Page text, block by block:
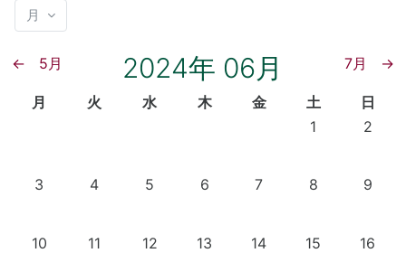
月
← 5月 2024年 06月 7月 →
月曜日
月 火曜日
火 水曜日
水 木曜日
木 金曜日
金 土曜日
土 日曜日
日
イベントなし
1 イベ
2
イベントなし 2024年 06月 3日
3 イベントなし 2024年 06月 4日
4 イベントなし 2024年 06月 5日
5 イベントなし 2024年 06月 6日
6 イベントなし 2024年
7 イベントなし
8 イベ
9
イベントなし 2024年 06月 10日
10 イベントなし 2024年 06月 11日
11 イベントなし 2024年 06月 12日
12 イベントなし 2024年 06月 13日
13 イベントなし 2024年
14 イベントなし
15 イベ
16